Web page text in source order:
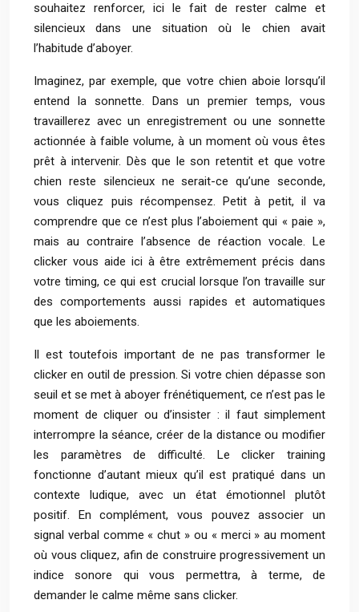
souhaitez renforcer, ici le fait de rester calme et
silencieux dans une situation où le chien avait
l’habitude d’aboyer.
Imaginez, par exemple, que votre chien aboie lorsqu’il
entend la sonnette. Dans un premier temps, vous
travaillerez avec un enregistrement ou une sonnette
actionnée à faible volume, à un moment où vous êtes
prêt à intervenir. Dès que le son retentit et que votre
chien reste silencieux ne serait-ce qu’une seconde,
vous cliquez puis récompensez. Petit à petit, il va
comprendre que ce n’est plus l’aboiement qui « paie »,
mais au contraire l’absence de réaction vocale. Le
clicker vous aide ici à être extrêmement précis dans
votre timing, ce qui est crucial lorsque l’on travaille sur
des comportements aussi rapides et automatiques
que les aboiements.
Il est toutefois important de ne pas transformer le
clicker en outil de pression. Si votre chien dépasse son
seuil et se met à aboyer frénétiquement, ce n’est pas le
moment de cliquer ou d’insister : il faut simplement
interrompre la séance, créer de la distance ou modifier
les paramètres de difficulté. Le clicker training
fonctionne d’autant mieux qu’il est pratiqué dans un
contexte ludique, avec un état émotionnel plutôt
positif. En complément, vous pouvez associer un
signal verbal comme « chut » ou « merci » au moment
où vous cliquez, afin de construire progressivement un
indice sonore qui vous permettra, à terme, de
demander le calme même sans clicker.